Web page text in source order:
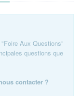
Aux Questions"
questions que
contacter ?